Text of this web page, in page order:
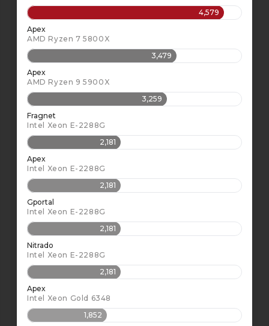
4,579
Apex
AMD Ryzen 7 5800X
3,479
Apex
AMD Ryzen 9 5900X
3,259
Fragnet
Intel Xeon E-2288G
2,181
Apex
Intel Xeon E-2288G
2,181
Gportal
Intel Xeon E-2288G
2,181
Nitrado
Intel Xeon E-2288G
2,181
Apex
Intel Xeon Gold 6348
1,852